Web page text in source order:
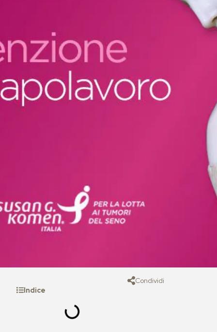
Indice
Condividi